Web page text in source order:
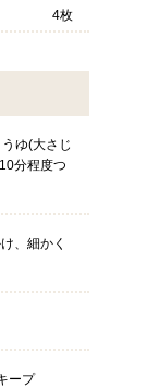
4枚
ゆ(大さじ
分程度つ
、細かく
ープ